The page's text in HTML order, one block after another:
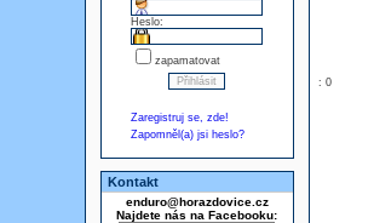
Heslo:
zapamatovat
Zaregistruj se, zde!
Zapomněl(a) jsi heslo?
Kontakt
enduro@horazdovice.cz
Najdete nás na Facebooku:
: 0